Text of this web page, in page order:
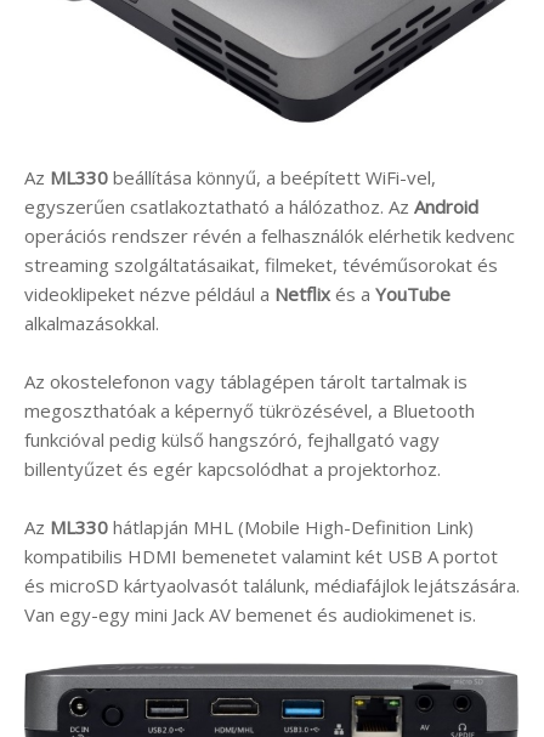
Az ML330 beállítása könnyű, a beépített WiFi-vel,
egyszerűen csatlakoztatható a hálózathoz. Az Android
operációs rendszer révén a felhasználók elérhetik kedvenc
streaming szolgáltatásaikat, filmeket, tévéműsorokat és
videoklipeket nézve például a Netflix és a YouTube
alkalmazásokkal.
Az okostelefonon vagy táblagépen tárolt tartalmak is
megoszthatóak a képernyő tükrözésével, a Bluetooth
funkcióval pedig külső hangszóró, fejhallgató vagy
billentyűzet és egér kapcsolódhat a projektorhoz.
Az ML330 hátlapján MHL (Mobile High-Definition Link)
kompatibilis HDMI bemenetet valamint két USB A portot
és microSD kártyaolvasót találunk, médiafájlok lejátszására.
Van egy-egy mini Jack AV bemenet és audiokimenet is.